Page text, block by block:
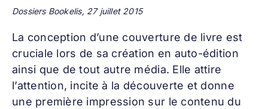
Dossiers Bookelis, 27 juillet 2015
La conception d’une couverture de livre est
cruciale lors de sa création en auto-édition
ainsi que de tout autre média. Elle attire
l’attention, incite à la découverte et donne
une première impression sur le contenu du